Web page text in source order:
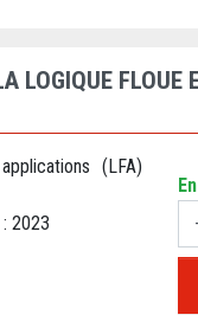
LOGIQUE FLOUE
(LFA)
: 2023
-